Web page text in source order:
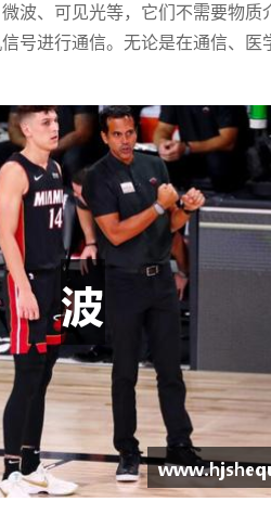
波、可见光等，它们不需要物
号进行通信。无论是在通信、